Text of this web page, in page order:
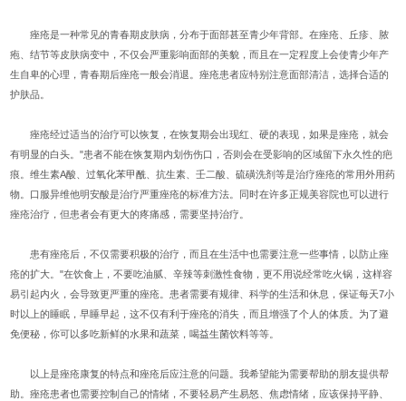
痤疮是一种常见的青春期皮肤病，分布于面部甚至青少年背部。在痤疮、丘疹、脓
疱、结节等皮肤病变中，不仅会严重影响面部的美貌，而且在一定程度上会使青少年产
生自卑的心理，青春期后痤疮一般会消退。痤疮患者应特别注意面部清洁，选择合适的
护肤品。
痤疮经过适当的治疗可以恢复，在恢复期会出现红、硬的表现，如果是痤疮，就会
有明显的白头。"患者不能在恢复期内划伤伤口，否则会在受影响的区域留下永久性的疤
痕。维生素A酸、过氧化苯甲酰、抗生素、壬二酸、硫磺洗剂等是治疗痤疮的常用外用药
物。口服异维他明安酸是治疗严重痤疮的标准方法。同时在许多正规美容院也可以进行
痤疮治疗，但患者会有更大的疼痛感，需要坚持治疗。
患有痤疮后，不仅需要积极的治疗，而且在生活中也需要注意一些事情，以防止痤
疮的扩大。"在饮食上，不要吃油腻、辛辣等刺激性食物，更不用说经常吃火锅，这样容
易引起内火，会导致更严重的痤疮。患者需要有规律、科学的生活和休息，保证每天7小
时以上的睡眠，早睡早起，这不仅有利于痤疮的消失，而且增强了个人的体质。为了避
免便秘，你可以多吃新鲜的水果和蔬菜，喝益生菌饮料等等。
以上是痤疮康复的特点和痤疮后应注意的问题。我希望能为需要帮助的朋友提供帮
助。痤疮患者也需要控制自己的情绪，不要轻易产生易怒、焦虑情绪，应该保持平静、